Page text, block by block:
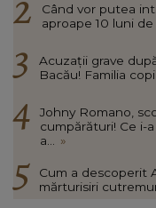
Când vor putea
aproape 10 luni de
Acuzații grave
Bacău! Familia
Johny Romano,
cumpărături! Ce i-
a...
»
Cum a descoperit
mărturisiri